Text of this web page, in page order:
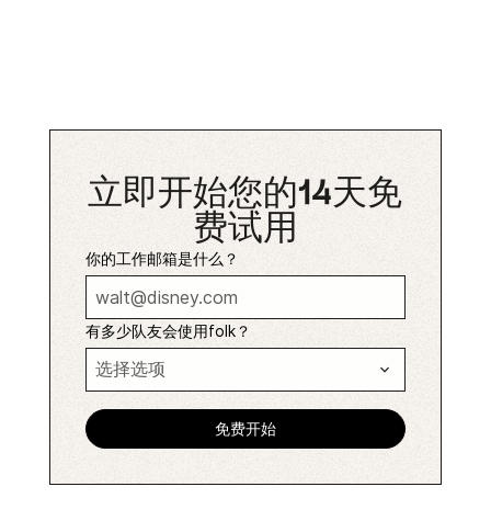
立即开始您的14天免
费试用
你的工作邮箱是什么？
有多少队友会使用folk？